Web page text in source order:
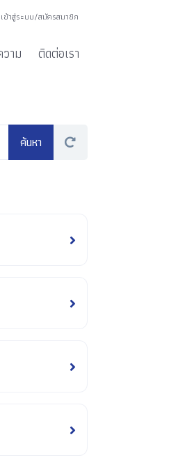
เข้าสู่ระบบ/สมัครสมาชิก
าม ติดต่อเรา